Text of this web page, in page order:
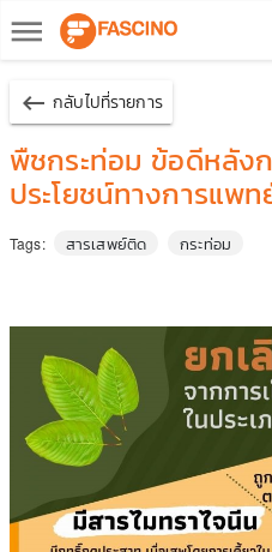
dehaze
keyboard_backspace กลับไปที่รายการ
พืชกระท่อม ข้อดีหลัง
ประโยชน์ทางการแพท
Tags: สารเสพย์ติด กระท่อม